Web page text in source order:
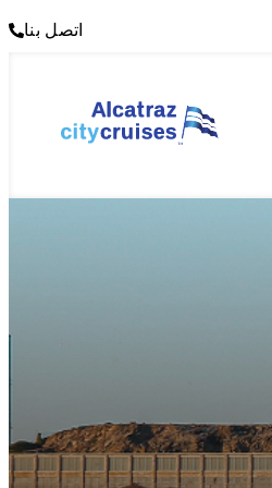
اتصل بنا